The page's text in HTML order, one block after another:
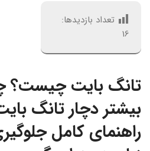
تعداد بازدیدها:
16
تانگ بایت چیست؟
بیشتر دچار تانگ
راهنمای کامل